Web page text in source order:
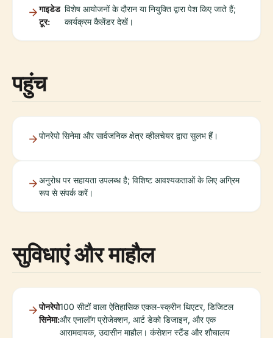
गाइडेड
टूर:
विशेष आयोजनों के दौरान या नियुक्ति द्वारा पेश किए जाते हैं;
कार्यक्रम कैलेंडर देखें।
पहुंच
पोनरेपो सिनेमा और सार्वजनिक क्षेत्र व्हीलचेयर द्वारा सुलभ हैं।
अनुरोध पर सहायता उपलब्ध है; विशिष्ट आवश्यकताओं के लिए अग्रिम
रूप से संपर्क करें।
सुविधाएं और माहौल
पोनरेपो
सिनेमा:
100 सीटों वाला ऐतिहासिक एकल-स्क्रीन थिएटर, डिजिटल
और एनालॉग प्रोजेक्शन, आर्ट डेको डिजाइन, और एक
आरामदायक, उदासीन माहौल। कंसेशन स्टैंड और शौचालय